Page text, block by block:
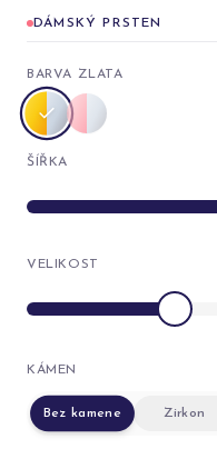
DÁMSKÝ PRSTEN
BARVA ZLATA
ŠÍŘKA
VELIKOST
KÁMEN
Bez kamene Zirkon